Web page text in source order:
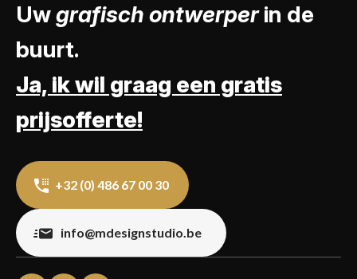
Uwgrafisch ontwerperin de
buurt.
Ja, ik wil graag een gratis
prijsofferte!
+32 (0) 486 67 00 30
info@mdesignstudio.be